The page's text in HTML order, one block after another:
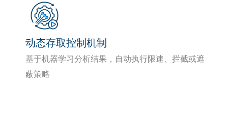
动态存取控制机制
基于机器学习分析结果，自动执行限速、拦截或遮
蔽策略